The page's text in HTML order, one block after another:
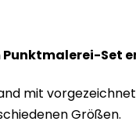
Punktmalerei-Set
mit
Größen.